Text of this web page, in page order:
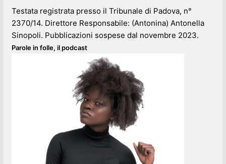
Testata registrata presso il Tribunale di Padova, n°
2370/14. Direttore Responsabile: (Antonina) Antonella
Sinopoli. Pubblicazioni sospese dal novembre 2023.
Parole in folle, il podcast